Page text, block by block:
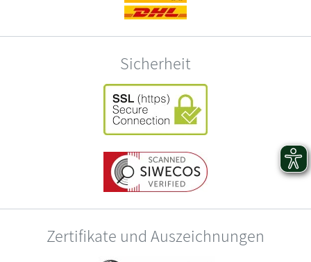
Sicherheit
Zertifikate und Auszeichnungen